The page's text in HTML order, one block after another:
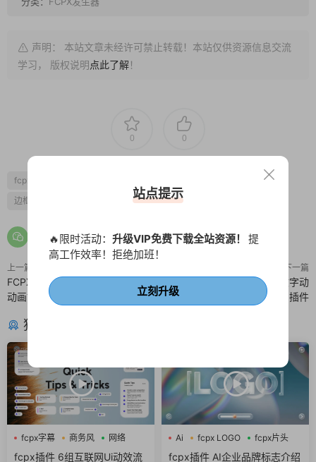
声明： 本站文章未经许可禁止转载！本站仅供资源信息交流
学习， 版权说明点此了解！
0 0
fcpx分屏
聊天
边框
上一篇
FCPX标题模板 8个毛刺抖动文字
动画故障字幕 Glitch Titles
下一篇
9个人物介绍字幕 片头片尾文字动
画作品集介绍fcpx插件
猜你喜欢
fcpx字幕 商务风 网络
fcpx插件 6组互联网Ui动效流
Ai fcpx LOGO fcpx片头
fcpx插件 AI企业品牌标志介绍
站点提示
🔥限时活动： 升级VIP免费下载全站资源！ 提
高工作效率！拒绝加班！
立刻升级